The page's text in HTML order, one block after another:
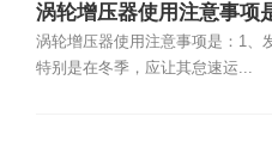
涡轮增压器使用注意事项
涡轮增压器使用注意事项是：1、
特别是在冬季，应让其怠速运...